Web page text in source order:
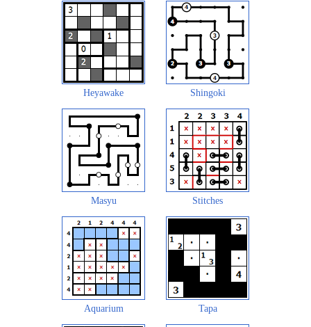
Heyawake Shingoki
Masyu Stitches
Aquarium Tapa